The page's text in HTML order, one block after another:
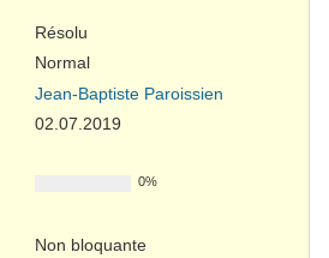
Résolu
Normal
Jean-Baptiste Paroissien
02.07.2019
0%
Non bloquante